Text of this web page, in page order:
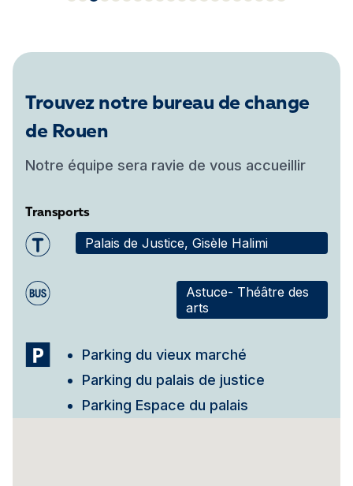
Trouvez notre bureau de change
de Rouen
Notre équipe sera ravie de vous accueillir
Transports
Palais de Justice, Gisèle Halimi
Astuce- Théâtre des
arts
Parking du vieux marché
Parking du palais de justice
Parking Espace du palais